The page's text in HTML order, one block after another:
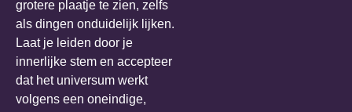
grotere plaatje te zien, zelfs
als dingen onduidelijk lijken.
Laat je leiden door je
innerlijke stem en accepteer
dat het universum werkt
volgens een oneindige,